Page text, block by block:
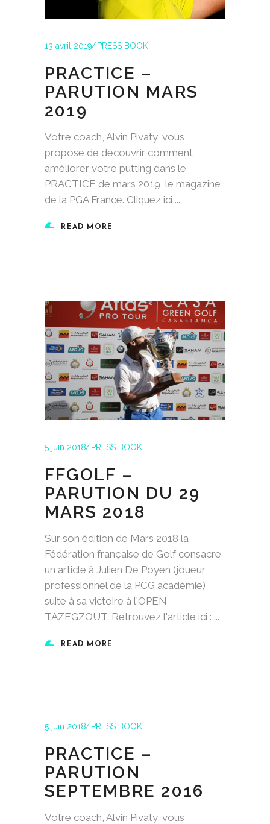
13 avril 2019 PRESS BOOK
PRACTICE –
PARUTION MARS
2019
Votre coach, Alvin Pivaty, vous
propose de découvrir comment
améliorer votre putting dans le
PRACTICE de mars 2019, le magazine
de la PGA France. Cliquez ici
READ MORE
5 juin 2018 PRESS BOOK
FFGOLF –
PARUTION DU 29
MARS 2018
Sur son édition de Mars 2018 la
Fédération française de Golf consacre
un article à Julien De Poyen (joueur
professionnel de la PCG académie)
suite à sa victoire à l'OPEN
TAZEGZOUT. Retrouvez l'article ici :
READ MORE
5 juin 2018 PRESS BOOK
PRACTICE –
PARUTION
SEPTEMBRE 2016
Votre coach, Alvin Pivaty, vous